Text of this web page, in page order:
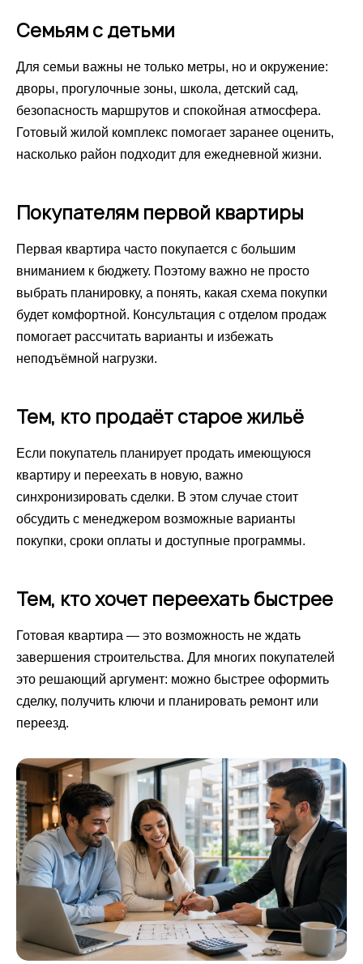
Семьям с детьми
Для семьи важны не только метры, но и окружение:
дворы, прогулочные зоны, школа, детский сад,
безопасность маршрутов и спокойная атмосфера.
Готовый жилой комплекс помогает заранее оценить,
насколько район подходит для ежедневной жизни.
Покупателям первой квартиры
Первая квартира часто покупается с большим
вниманием к бюджету. Поэтому важно не просто
выбрать планировку, а понять, какая схема покупки
будет комфортной. Консультация с отделом продаж
помогает рассчитать варианты и избежать
неподъёмной нагрузки.
Тем, кто продаёт старое жильё
Если покупатель планирует продать имеющуюся
квартиру и переехать в новую, важно
синхронизировать сделки. В этом случае стоит
обсудить с менеджером возможные варианты
покупки, сроки оплаты и доступные программы.
Тем, кто хочет переехать быстрее
Готовая квартира — это возможность не ждать
завершения строительства. Для многих покупателей
это решающий аргумент: можно быстрее оформить
сделку, получить ключи и планировать ремонт или
переезд.